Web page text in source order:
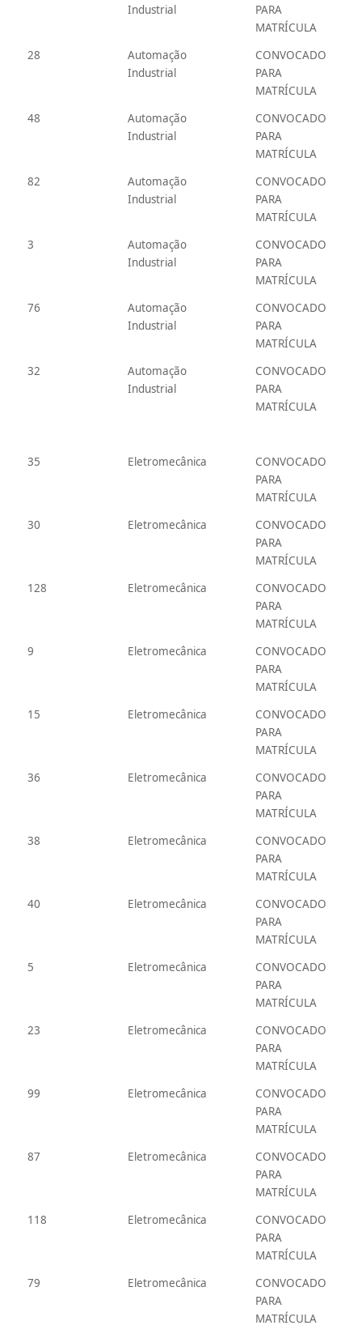
Industrial
PARA
MATRÍCULA
28
Automação
Industrial
CONVOCADO
PARA
MATRÍCULA
48
Automação
Industrial
CONVOCADO
PARA
MATRÍCULA
82
Automação
Industrial
CONVOCADO
PARA
MATRÍCULA
3
Automação
Industrial
CONVOCADO
PARA
MATRÍCULA
76
Automação
Industrial
CONVOCADO
PARA
MATRÍCULA
32
Automação
Industrial
CONVOCADO
PARA
MATRÍCULA
35 Eletromecânica
CONVOCADO
PARA
MATRÍCULA
30
Eletromecânica
CONVOCADO
PARA
MATRÍCULA
128
Eletromecânica
CONVOCADO
PARA
MATRÍCULA
9
Eletromecânica
CONVOCADO
PARA
MATRÍCULA
15
Eletromecânica
CONVOCADO
PARA
MATRÍCULA
36
Eletromecânica
CONVOCADO
PARA
MATRÍCULA
38
Eletromecânica
CONVOCADO
PARA
MATRÍCULA
40
Eletromecânica
CONVOCADO
PARA
MATRÍCULA
5
Eletromecânica
CONVOCADO
PARA
MATRÍCULA
23
Eletromecânica
CONVOCADO
PARA
MATRÍCULA
99
Eletromecânica
CONVOCADO
PARA
MATRÍCULA
87
Eletromecânica
CONVOCADO
PARA
MATRÍCULA
118
Eletromecânica
CONVOCADO
PARA
MATRÍCULA
79
Eletromecânica
CONVOCADO
PARA
MATRÍCULA